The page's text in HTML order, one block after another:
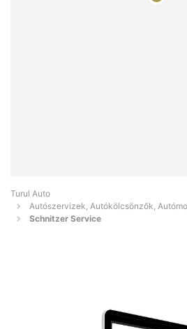
Turul Auto
Autószervizek, Autókölcsönzők,
Schnitzer Service